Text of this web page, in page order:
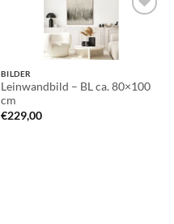
Auf die
Wunschliste
BILDER
Leinwandbild – BL ca. 80×100
cm
€229,00